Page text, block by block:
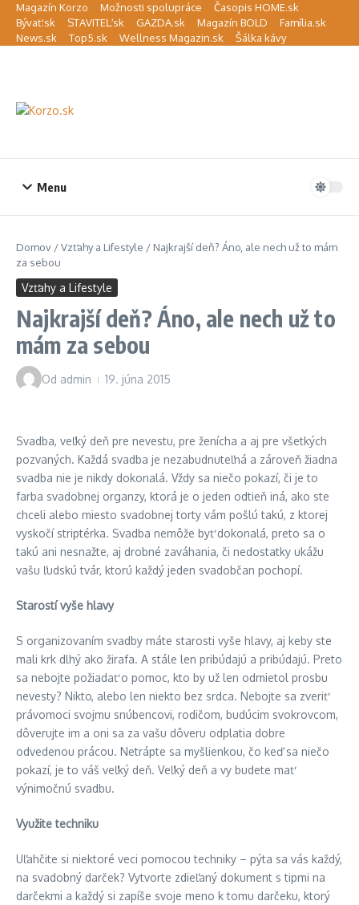
Preskočiť na obsah
Magazín Korzo Možnosti spolupráce
Časopis HOME.sk
Bývať.sk
STAVITEĽ.sk GAZDA.sk Magazín BOLD
Família.sk
News.sk
Top5.sk Wellness Magazin.sk Šálka kávy
Menu
Domov /Vzťahy a Lifestyle / Najkrajší deň? Áno, ale nech už to mám
za sebou
Vzťahy a Lifestyle
Najkrajší deň? Áno, ale nech už to
mám za sebou
Od admin 19. júna 2015
Svadba, veľký deň pre nevestu, pre ženícha a aj pre všetkých
pozvaných. Každá svadba je nezabudnuteľná a zároveň žiadna
svadba nie je nikdy dokonalá. Vždy sa niečo pokazí, či je to
farba svadobnej organzy, ktorá je o jeden odtieň iná, ako ste
chceli alebo miesto svadobnej torty vám pošlú takú, z ktorej
vyskočí striptérka. Svadba nemôže byť dokonalá, preto sa o
takú ani nesnažte, aj drobné zaváhania, či nedostatky ukážu
vašu ľudskú tvár, ktorú každý jeden svadobčan pochopí.
Starostí vyše hlavy
S organizovaním svadby máte starosti vyše hlavy, aj keby ste
mali krk dlhý ako žirafa. A stále len pribúdajú a pribúdajú. Preto
sa nebojte požiadať o pomoc, kto by už len odmietol prosbu
nevesty? Nikto, alebo len niekto bez srdca. Nebojte sa zveriť
právomoci svojmu snúbencovi, rodičom, budúcim svokrovcom,
dôverujte im a oni sa za vašu dôveru odplatia dobre
odvedenou prácou. Netrápte sa myšlienkou, čo keď sa niečo
pokazí, je to váš veľký deň. Veľký deň a vy budete mať
výnimočnú svadbu.
Využite techniku
Uľahčite si niektoré veci pomocou techniky – pýta sa vás každý,
na svadobný darček? Vytvorte zdieľaný dokument s tipmi na
darčekmi a každý si zapíše svoje meno k tomu darčeku, ktorý